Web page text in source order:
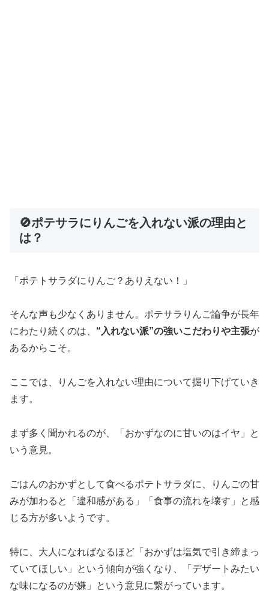
🚫ポテサラにりんごを入れない派の理由と
は？
「ポテトサラダにりんご？ありえない！」
そんな声も少なくありません。ポテサラりんご論争が長年
にわたり続くのは、 “入れない派”の強いこだわりや主張が
あるからこそ。
ここでは、りんごを入れない理由について掘り下げていき
ます。
まず多く聞かれるのが、「おかずなのに甘いのはイヤ」と
いう意見。
ごはんのおかずとして食べるポテトサラダに、りんごの甘
みが加わると「違和感がある」「食事の流れを壊す」と感
じる方が多いようです。
特に、大人になればなるほど「おかずは塩気で引き締まっ
ていてほしい」という傾向が強くなり、「デザートみたい
な味になるのが嫌」という意見に繋がっています。